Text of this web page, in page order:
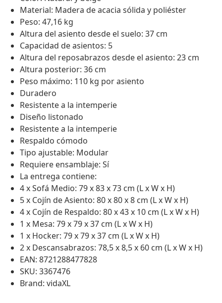
Material: Madera de acacia sólida y poliéster
Peso: 47,16 kg
Altura del asiento desde el suelo: 37 cm
Capacidad de asientos: 5
Altura del reposabrazos desde el asiento: 23 cm
Altura posterior: 36 cm
Peso máximo: 110 kg por asiento
Duradero
Resistente a la intemperie
Diseño listonado
Resistente a la intemperie
Respaldo cómodo
Tipo ajustable: Modular
Requiere ensamblaje: Sí
La entrega contiene:
4 x Sofá Medio: 79 x 83 x 73 cm (L x W x H)
5 x Cojín de Asiento: 80 x 80 x 8 cm (L x W x H)
4 x Cojín de Respaldo: 80 x 43 x 10 cm (L x W x H)
1 x Mesa: 79 x 79 x 37 cm (L x W x H)
1 x Hocker: 79 x 79 x 37 cm (L x W x H)
2 x Descansabrazos: 78,5 x 8,5 x 60 cm (L x W x H)
EAN: 8721288477828
SKU: 3367476
Brand: vidaXL